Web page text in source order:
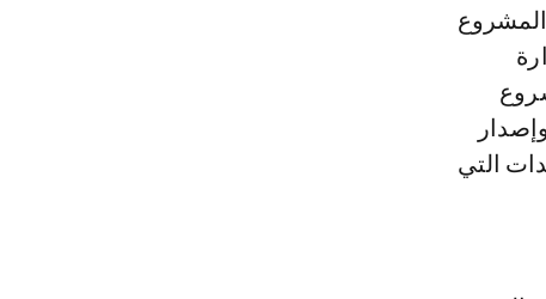
هذا المشروع
التي